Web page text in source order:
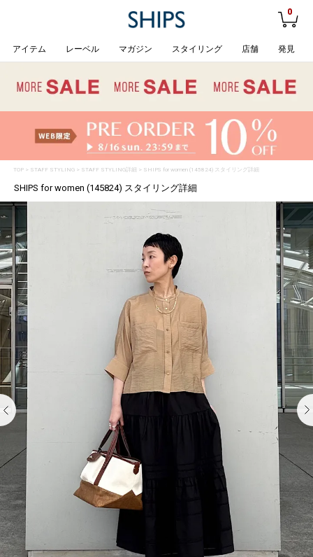
0
アイテム レーベル マガジン スタイリング 店舗 発見
TOP> STAFF STYLING> STAFF STYLING詳細 > SHIPS for women (145824) スタイリング詳細
SHIPS for women (145824) スタイリング詳細